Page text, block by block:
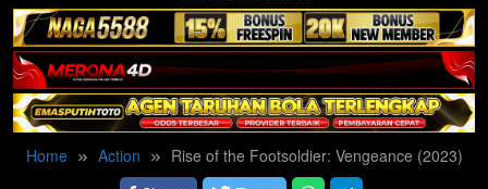
Home Action
Rise of the Footsoldier: Vengeance (2023)